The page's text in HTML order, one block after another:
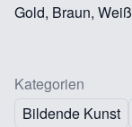
Gold, Braun, Weiß
Kategorien
Bildende Kunst